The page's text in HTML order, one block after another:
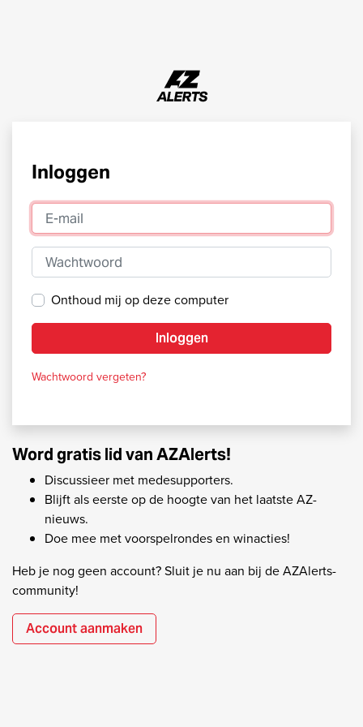
Inloggen
E-mail
Wachtwoord
Onthoud mij op deze computer
Inloggen
Wachtwoord vergeten?
Word gratis lid van AZAlerts!
Discussieer met medesupporters.
Blijft als eerste op de hoogte van het laatste AZ-
nieuws.
Doe mee met voorspelrondes en winacties!
Heb je nog geen account? Sluit je nu aan bij de AZAlerts-
community!
Account aanmaken